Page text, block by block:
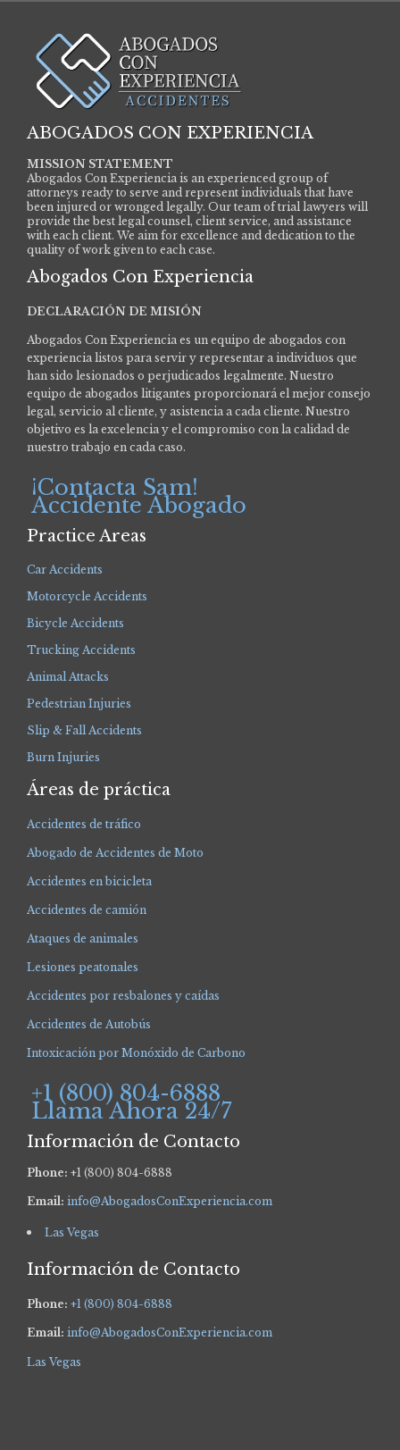
ABOGADOS CON EXPERIENCIA
MISSION STATEMENT
Abogados Con Experiencia is an experienced group of
attorneys ready to serve and represent individuals that have
been injured or wronged legally. Our team of trial lawyers will
provide the best legal counsel, client service, and assistance
with each client. We aim for excellence and dedication to the
quality of work given to each case.
Abogados Con Experiencia
DECLARACIÓN DE MISIÓN
Abogados Con Experiencia es un equipo de abogados con
experiencia listos para servir y representar a individuos que
han sido lesionados o perjudicados legalmente. Nuestro
equipo de abogados litigantes proporcionará el mejor consejo
legal, servicio al cliente, y asistencia a cada cliente. Nuestro
objetivo es la excelencia y el compromiso con la calidad de
nuestro trabajo en cada caso.
¡Contacta Sam!
Accidente Abogado
Practice Areas
Car Accidents
Motorcycle Accidents
Bicycle Accidents
Trucking Accidents
Animal Attacks
Pedestrian Injuries
Slip & Fall Accidents
Burn Injuries
Áreas de práctica
Accidentes de tráfico
Abogado de Accidentes de Moto
Accidentes en bicicleta
Accidentes de camión
Ataques de animales
Lesiones peatonales
Accidentes por resbalones y caídas
Accidentes de Autobús
Intoxicación por Monóxido de Carbono
+1 (800) 804-6888
Llama Ahora 24/7
Información de Contacto
Phone: +1 (800) 804-6888
Email: info@AbogadosConExperiencia.com
Las Vegas
Información de Contacto
Phone: +1 (800) 804-6888
Email: info@AbogadosConExperiencia.com
Las Vegas